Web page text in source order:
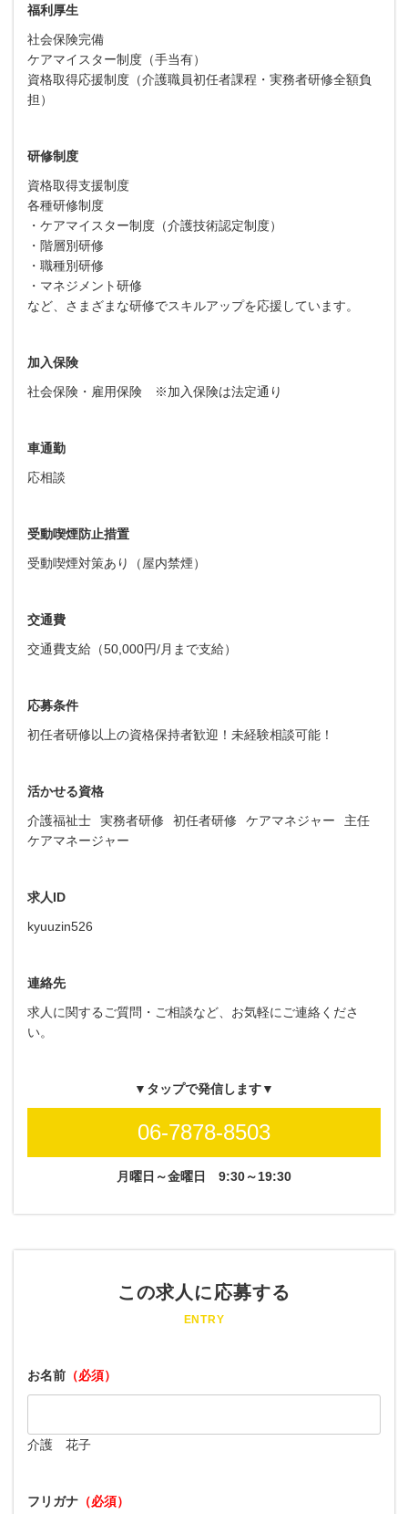
福利厚生
社会保険完備
ケアマイスター制度（手当有）
資格取得応援制度（介護職員初任者課程・実務者研修全額負
担）
研修制度
資格取得支援制度
各種研修制度
・ケアマイスター制度（介護技術認定制度）
・階層別研修
・職種別研修
・マネジメント研修
など、さまざまな研修でスキルアップを応援しています。
加入保険
社会保険・雇用保険 ※加入保険は法定通り
車通勤
応相談
受動喫煙防止措置
受動喫煙対策あり（屋内禁煙）
交通費
交通費支給（50,000円/月まで支給）
応募条件
初任者研修以上の資格保持者歓迎！未経験相談可能！
活かせる資格
介護福祉士
実務者研修 初任者研修 ケアマネジャー
主任
ケアマネージャー
求人ID
kyuuzin526
連絡先
求人に関するご質問・ご相談など、お気軽にご連絡くださ
い。
▼タップで発信します▼
06-7878-8503
月曜日～金曜日 9:30～19:30
この求人に応募する
ENTRY
お名前 （必須）
介護 花子
フリガナ （必須）